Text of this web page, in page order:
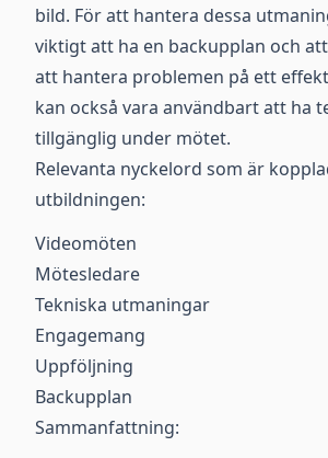
bild. För att hantera dessa
viktigt att ha en backupplan och
att hantera problemen på ett
kan också vara användbart att ha
tillgänglig under mötet.
Relevanta nyckelord som är
utbildningen:
Videomöten
Mötesledare
Tekniska utmaningar
Engagemang
Uppföljning
Backupplan
Sammanfattning: